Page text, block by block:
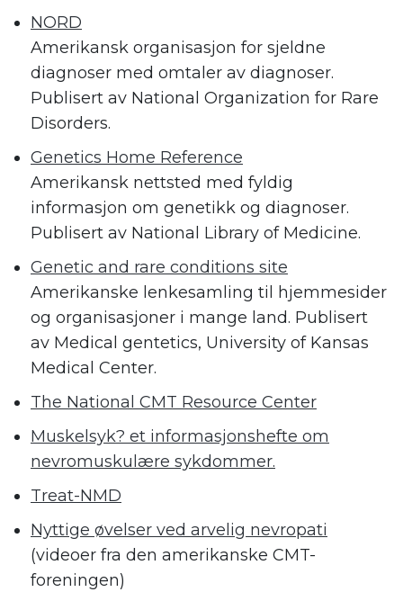
NORD
Amerikansk organisasjon for sjeldne
diagnoser med omtaler av diagnoser.
Publisert av National Organization for Rare
Disorders.
Genetics Home Reference
Amerikansk nettsted med fyldig
informasjon om genetikk og diagnoser.
Publisert av National Library of Medicine.
Genetic and rare conditions site
Amerikanske lenkesamling til hjemmesider
og organisasjoner i mange land. Publisert
av Medical gentetics, University of Kansas
Medical Center.
The National CMT Resource Center
Muskelsyk? et informasjonshefte om
nevromuskulære sykdommer.
Treat-NMD
Nyttige øvelser ved arvelig nevropati
(videoer fra den amerikanske CMT-
foreningen)